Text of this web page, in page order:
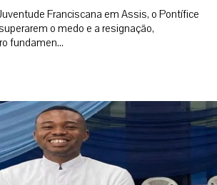
Franciscana em Assis, o Pontífice
o medo e a resignação,
fundamen...